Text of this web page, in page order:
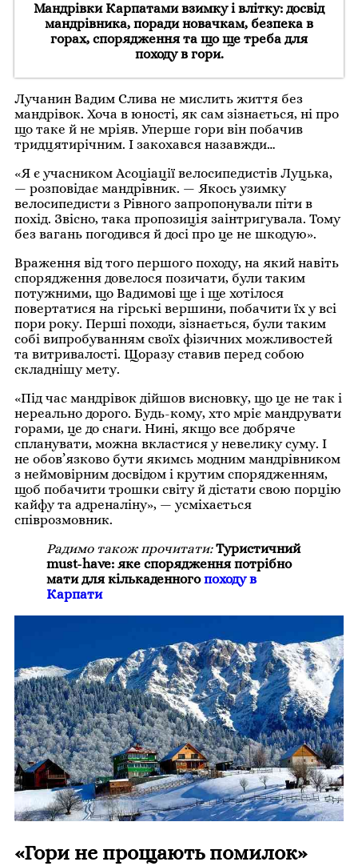
Мандрівки Карпатами взимку і влітку: досвід
мандрівника, поради новачкам, безпека в
горах, спорядження та що ще треба для
походу в гори.
Лучанин Вадим Слива не мислить життя без
мандрівок. Хоча в юності, як сам зізнається, ні про
що таке й не мріяв. Уперше гори він побачив
тридцятирічним. І закохався назавжди…
«Я є учасником Асоціації велосипедистів Луцька,
— розповідає мандрівник. — Якось узимку
велосипедисти з Рівного запропонували піти в
похід. Звісно, така пропозиція заінтригувала. Тому
без вагань погодився й досі про це не шкодую».
Враження від того першого походу, на який навіть
спорядження довелося позичати, були таким
потужними, що Вадимові ще і ще хотілося
повертатися на гірські вершини, побачити їх у всі
пори року. Перші походи, зізнається, були таким
собі випробуванням своїх фізичних можливостей
та витривалості. Щоразу ставив перед собою
складнішу мету.
«Під час мандрівок дійшов висновку, що це не так і
нереально дорого. Будь-кому, хто мріє мандрувати
горами, це до снаги. Нині, якщо все добряче
спланувати, можна вкластися у невелику суму. І
не обов’язково бути якимсь модним мандрівником
з неймовірним досвідом і крутим спорядженням,
щоб побачити трошки світу й дістати свою порцію
кайфу та адреналіну», — усміхається
співрозмовник.
Радимо також прочитати:Туристичний
must-have: яке спорядження потрібно
мати для кількаденногопоходу в
Карпати
«Гори не прощають помилок»